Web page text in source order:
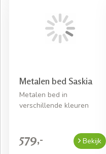
Metalen bed Saskia
Metalen bed in
verschillende kleuren
579,- Bekijk